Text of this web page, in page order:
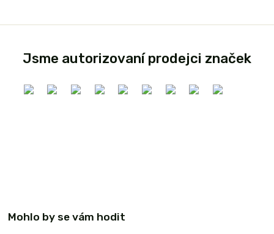
Jsme autorizovaní prodejci značek
Mohlo by se vám hodit